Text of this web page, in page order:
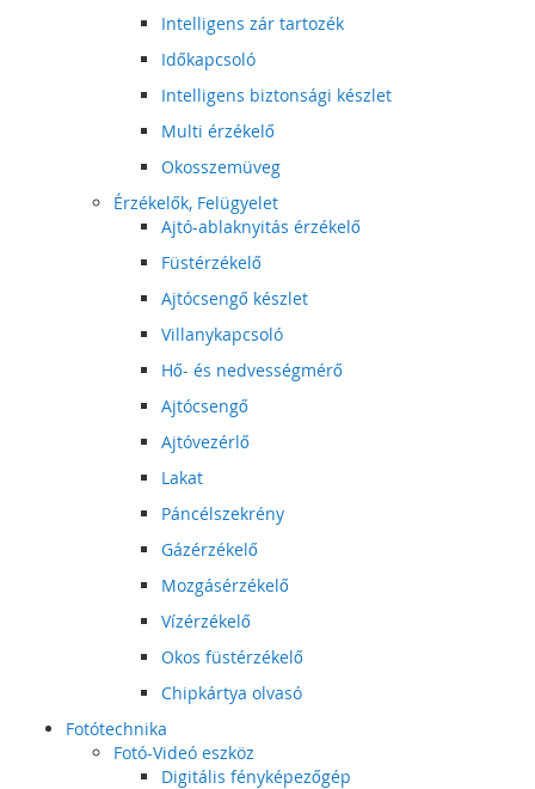
Intelligens zár tartozék
Időkapcsoló
Intelligens biztonsági készlet
Multi érzékelő
Okosszemüveg
Érzékelők, Felügyelet
Ajtó-ablaknyitás érzékelő
Füstérzékelő
Ajtócsengő készlet
Villanykapcsoló
Hő- és nedvességmérő
Ajtócsengő
Ajtóvezérlő
Lakat
Páncélszekrény
Gázérzékelő
Mozgásérzékelő
Vízérzékelő
Okos füstérzékelő
Chipkártya olvasó
Fotótechnika
Fotó-Videó eszköz
Digitális fényképezőgép